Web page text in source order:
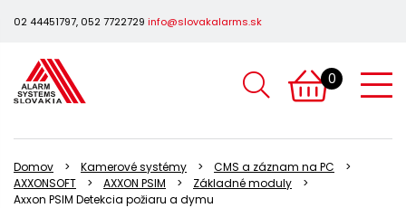
02 44451797, 052 7722729 info@slovakalarms.sk
0
Domov Kamerové systémy
CMS a záznam na PC
AXXONSOFT
AXXON PSIM
Základné moduly
Axxon PSIM Detekcia požiaru a dymu